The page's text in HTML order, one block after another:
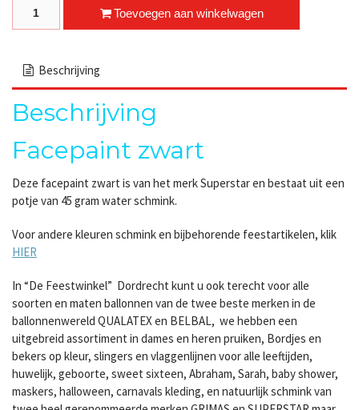
Facepaint zwart quantityToevoegen aan winkelwagen
Beschrijving
Beschrijving
Facepaint zwart
Deze facepaint zwart is van het merk Superstar en bestaat uit een
potje van 45 gram water schmink.
Voor andere kleuren schmink en bijbehorende feestartikelen, klik
HIER
In “De Feestwinkel” Dordrecht kunt u ook terecht voor alle
soorten en maten ballonnen van de twee beste merken in de
ballonnenwereld QUALATEX en BELBAL, we hebben een
uitgebreid assortiment in dames en heren pruiken, Bordjes en
bekers op kleur, slingers en vlaggenlijnen voor alle leeftijden,
huwelijk, geboorte, sweet sixteen, Abraham, Sarah, baby shower,
maskers, halloween, carnavals kleding, en natuurlijk schmink van